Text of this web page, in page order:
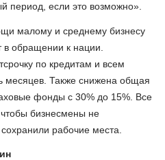
период, если это возможно».
малому и среднему бизнесу
в обращении к нации.
по кредитам и всем
месяцев. Также снижена общая
фонды с 30% до 15%. Все
бизнесмены не
рабочие места.